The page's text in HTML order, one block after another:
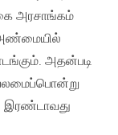
அரசாங்கம்
அண்மையில்
அதன்படி
இரண்டாவது